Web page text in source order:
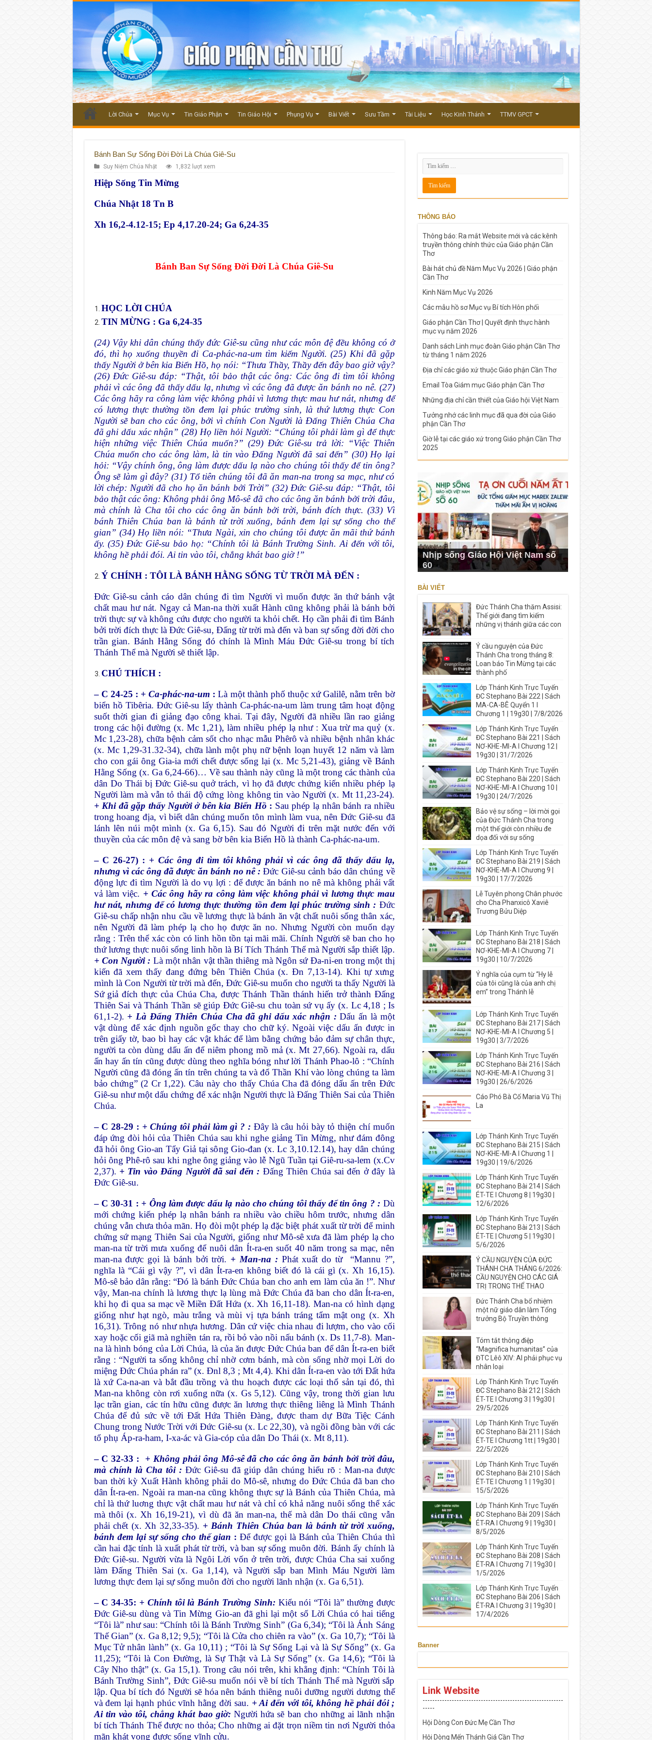
Lời Chúa Mục Vụ Tin Giáo Phận Tin Giáo Hội Phụng Vụ Bài Viết Sưu Tầm Tài Liệu Học Kinh Thánh TTMV GPCT
Bánh Ban Sự Sống Đời Đời Là Chúa Giê-Su
Suy Niệm Chúa Nhật 1,832 lượt xem
Hiệp Sống Tin Mừng
Chúa Nhật 18 Tn B
Xh 16,2-4.12-15; Ep 4,17.20-24; Ga 6,24-35
Bánh Ban Sự Sống Đời Đời Là Chúa Giê-Su
HỌC LỜI CHÚA
TIN MỪNG : Ga 6,24-35
(24) Vậy khi dân chúng thấy đức Giê-su cũng như các môn đệ đều không có ở
đó, thì họ xuống thuyền đi Ca-phác-na-um tìm kiếm Người. (25) Khi đã gặp
thấy Người ở bên kia Biển Hồ, họ nói: “Thưa Thầy, Thầy đến đây bao giờ vậy?
(26) Đức Giê-su đáp: “Thật, tôi bảo thật các ông: Các ông đi tìm tôi không
phải vì các ông đã thấy dấu lạ, nhưng vì các ông đã được ăn bánh no nê. (27)
Các ông hãy ra công làm việc không phải vì lương thực mau hư nát, nhưng để
có lương thực thường tồn đem lại phúc trường sinh, là thứ lương thực Con
Người sẽ ban cho các ông, bởi vì chính Con Người là Đấng Thiên Chúa Cha
đã ghi dấu xác nhận” (28) Họ liền hỏi Người: “Chúng tôi phải làm gì để thực
hiện những việc Thiên Chúa muốn?” (29) Đức Giê-su trả lời: “Việc Thiên
Chúa muốn cho các ông làm, là tin vào Đấng Người đã sai đến” (30) Họ lại
hỏi: “Vậy chính ông, ông làm được dấu lạ nào cho chúng tôi thấy để tin ông?
Ông sẽ làm gì đây? (31) Tổ tiên chúng tôi đã ăn man-na trong sa mạc, như có
lời chép: Người đã cho họ ăn bánh bởi Trời” (32) Đức Giê-su đáp: “Thật, tôi
bảo thật các ông: Không phải ông Mô-sê đã cho các ông ăn bánh bởi trời đâu,
mà chính là Cha tôi cho các ông ăn bánh bởi trời, bánh đích thực. (33) Vì
bánh Thiên Chúa ban là bánh từ trời xuống, bánh đem lại sự sống cho thế
gian” (34) Họ liền nói: “Thưa Ngài, xin cho chúng tôi được ăn mãi thứ bánh
ấy. (35) Đức Giê-su bảo họ: “Chính tôi là Bánh Trường Sinh. Ai đến với tôi,
không hề phải đói. Ai tin vào tôi, chẳng khát bao giờ !”
Ý CHÍNH : TÔI LÀ BÁNH HẰNG SỐNG TỪ TRỜI MÀ ĐẾN :
Đức Giê-su cảnh cáo dân chúng đi tìm Người vì muốn được ăn thứ bánh vật
chất mau hư nát. Ngay cả Man-na thời xuất Hành cũng không phải là bánh bởi
trời thực sự và không cứu được cho người ta khỏi chết. Họ cần phải đi tìm Bánh
bởi trời đích thực là Đức Giê-su, Đấng từ trời mà đến và ban sự sống đời đời cho
trần gian. Bánh Hằng Sống đó chính là Mình Máu Đức Giê-su trong bí tích
Thánh Thể mà Người sẽ thiết lập.
CHÚ THÍCH :
– C 24-25 : +Ca-phác-na-um : Là một thành phố thuộc xứ Galilê, nằm trên bờ
biển hồ Tibêria. Đức Giê-su lấy thành Ca-phác-na-um làm trung tâm hoạt động
suốt thời gian đi giảng đạo công khai. Tại đây, Người đã nhiều lần rao giảng
trong các hội đường (x. Mc 1,21), làm nhiều phép lạ như : Xua trừ ma quỷ (x.
Mc 1,23-28), chữa bệnh cảm sốt cho nhạc mẫu Phêrô và nhiều bệnh nhân khác
(x. Mc 1,29-31.32-34), chữa lành một phụ nữ bệnh loạn huyết 12 năm và làm
cho con gái ông Gia-ia mới chết được sống lại (x. Mc 5,21-43), giảng về Bánh
Hằng Sống (x. Ga 6,24-66)… Về sau thành này cũng là một trong các thành của
dân Do Thái bị Đức Giê-su quở trách, vì họ đã được chứng kiến nhiều phép lạ
Người làm mà vẫn tỏ thái độ cứng lòng không tin vào Người (x. Mt 11,23-24).
+ Khi đã gặp thấy Người ở bên kia Biển Hồ : Sau phép lạ nhân bánh ra nhiều
trong hoang địa, vì biết dân chúng muốn tôn mình làm vua, nên Đức Giê-su đã
lánh lên núi một mình (x. Ga 6,15). Sau đó Người đi trên mặt nước đến với
thuyền của các môn đệ và sang bờ bên kia Biển Hồ là thành Ca-phác-na-um.
– C 26-27) : + Các ông đi tìm tôi không phải vì các ông đã thấy dấu lạ,
nhưng vì các ông đã được ăn bánh no nê : Đức Giê-su cảnh báo dân chúng về
động lực đi tìm Người là do vụ lợi : để được ăn bánh no nê mà không phải vất
vả làm việc. + Các ông hãy ra công làm việc không phải vì lương thực mau
hư nát, nhưng để có lương thực thường tồn đem lại phúc trường sinh : Đức
Giê-su chấp nhận nhu cầu về lương thực là bánh ăn vật chất nuôi sống thân xác,
nên Người đã làm phép lạ cho họ được ăn no. Nhưng Người còn muốn dạy
rằng : Trên thể xác còn có linh hồn tồn tại mãi mãi. Chính Người sẽ ban cho họ
thứ lương thực nuôi sống linh hồn là Bí Tích Thánh Thể mà Người sắp thiết lập.
+ Con Người : Là một nhân vật thần thiêng mà Ngôn sứ Đa-ni-en trong một thị
kiến đã xem thấy đang đứng bên Thiên Chúa (x. Đn 7,13-14). Khi tự xưng
mình là Con Người từ trời mà đến, Đức Giê-su muốn cho người ta thấy Người là
Sứ giả đích thực của Chúa Cha, được Thánh Thần thánh hiến trở thành Đấng
Thiên Sai và Thánh Thần sẽ giúp Đức Giê-su chu toàn sứ vụ ấy (x. Lc 4,18 ; Is
61,1-2). + Là Đấng Thiên Chúa Cha đã ghi dấu xác nhận : Dấu ấn là một
vật dùng để xác định nguồn gốc thay cho chữ ký. Ngoài việc dấu ấn được in
trên giấy tờ, bao bì hay các vật khác để làm bằng chứng bảo đảm sự chân thực,
người ta còn dùng dấu ấn để niêm phong mồ mả (x. Mt 27,66). Ngoài ra, dấu
ấn hay ấn tín cũng được dùng theo nghĩa bóng như lời Thánh Phao-lô : “Chính
Người cũng đã đóng ấn tín trên chúng ta và đổ Thần Khí vào lòng chúng ta làm
bảo chứng” (2 Cr 1,22). Câu này cho thấy Chúa Cha đã đóng dấu ấn trên Đức
Giê-su như một dấu chứng để xác nhận Người thực là Đấng Thiên Sai của Thiên
Chúa.
– C 28-29 : + Chúng tôi phải làm gì ? : Đây là câu hỏi bày tỏ thiện chí muốn
đáp ứng đòi hỏi của Thiên Chúa sau khi nghe giảng Tin Mừng, như đám đông
đã hỏi ông Gio-an Tẩy Giả tại sông Gio-đan (x. Lc 3,10.12.14), hay dân chúng
hỏi ông Phê-rô sau khi nghe ông giảng vào lễ Ngũ Tuần tại Giê-ru-sa-lem (x.Cv
2,37). + Tin vào Đấng Người đã sai đến : Đấng Thiên Chúa sai đến ở đây là
Đức Giê-su.
– C 30-31 : + Ông làm được dấu lạ nào cho chúng tôi thấy để tin ông ? : Dù
mới chứng kiến phép lạ nhân bánh ra nhiều vào chiều hôm trước, nhưng dân
chúng vẫn chưa thỏa mãn. Họ đòi một phép lạ đặc biệt phát xuất từ trời để minh
chứng sứ mạng Thiên Sai của Người, giống như Mô-sê xưa đã làm phép lạ cho
man-na từ trời mưa xuống để nuôi dân Ít-ra-en suốt 40 năm trong sa mạc, nên
man-na được gọi là bánh bởi trời. + Man-na : Phát xuất do từ “Mannu ?”,
nghĩa là “Cái gì vậy ?”, vì dân Ít-ra-en không biết đó là cái gì (x. Xh 16,15).
Mô-sê bảo dân rằng: “Đó là bánh Đức Chúa ban cho anh em làm của ăn !”. Như
vậy, Man-na chính là lương thực lạ lùng mà Đức Chúa đã ban cho dân Ít-ra-en,
khi họ đi qua sa mạc về Miền Đất Hứa (x. Xh 16,11-18). Man-na có hình dạng
giống như hạt ngò, màu trắng và mùi vị tựa bánh tráng tẩm mật ong (x. Xh
16,31). Trông nó như nhựa hương. Dân cứ việc chia nhau đi lượm, cho vào cối
xay hoặc cối giã mà nghiền tán ra, rồi bỏ vào nồi nấu bánh (x. Ds 11,7-8). Man-
na là hình bóng của Lời Chúa, là của ăn được Đức Chúa ban để dân Ít-ra-en biết
rằng : “Người ta sống không chỉ nhờ cơm bánh, mà còn sống nhờ mọi Lời do
miệng Đức Chúa phán ra” (x. Đnl 8,3 ; Mt 4,4). Khi dân Ít-ra-en vào tới Đất hứa
là xứ Ca-na-an và bắt đầu trồng và thu hoạch được các loại thổ sản tại đó, thì
Man-na không còn rơi xuống nữa (x. Gs 5,12). Cũng vậy, trong thời gian lưu
lạc trần gian, các tín hữu cũng được ăn lương thực thiêng liêng là Mình Thánh
Chúa để đủ sức về tới Đất Hứa Thiên Đàng, được tham dự Bữa Tiệc Cánh
Chung trong Nước Trời với Đức Giê-su (x. Lc 22,30), và ngồi đồng bàn với các
tổ phụ Áp-ra-ham, I-xa-ác và Gia-cóp của dân Do Thái (x. Mt 8,11).
– C 32-33 : + Không phải ông Mô-sê đã cho các ông ăn bánh bởi trời đâu,
mà chính là Cha tôi : Đức Giê-su đã giúp dân chúng hiểu rõ : Man-na được
ban thời kỳ Xuất Hành không phải do Mô-sê, nhưng do Đức Chúa đã ban cho
dân Ít-ra-en. Ngoài ra man-na cũng không thực sự là Bánh của Thiên Chúa, mà
chỉ là thứ luơng thực vật chất mau hư nát và chỉ có khả năng nuôi sống thể xác
mà thôi (x. Xh 16,19-21), vì dù đã ăn man-na, thế mà dân Do thái cũng vẫn
phải chết (x. Xh 32,33-35). + Bánh Thiên Chúa ban là bánh từ trời xuống,
bánh đem lại sự sống cho thế gian : Để được gọi là Bánh của Thiên Chúa thì
cần hai đặc tính là xuất phát từ trời, và ban sự sống muôn đời. Bánh ấy chính là
Đức Giê-su. Người vừa là Ngôi Lời vốn ở trên trời, được Chúa Cha sai xuống
làm Đấng Thiên Sai (x. Ga 1,14), và Người sắp ban Mình Máu Người làm
lương thực đem lại sự sống muôn đời cho người lãnh nhận (x. Ga 6,51).
– C 34-35: + Chính tôi là Bánh Trường Sinh: Kiểu nói “Tôi là” thường được
Đức Giê-su dùng và Tin Mừng Gio-an đã ghi lại một số Lời Chúa có hai tiếng
“Tôi là” như sau: “Chính tôi là Bánh Trường Sinh” (Ga 6,34); “Tôi là Ánh Sáng
Thế Gian” (x. Ga 8,12; 9,5); “Tôi là Cửa cho chiên ra vào” (x. Ga 10,7); “Tôi là
Mục Tử nhân lành” (x. Ga 10,11) ; “Tôi là Sự Sống Lại và là Sự Sống” (x. Ga
11,25); “Tôi là Con Đường, là Sự Thật và Là Sự Sống” (x. Ga 14,6); “Tôi là
Cây Nho thật” (x. Ga 15,1). Trong câu nói trên, khi khẳng định: “Chính Tôi là
Bánh Trường Sinh”, Đức Giê-su muốn nói về bí tích Thánh Thể mà Người sắp
lập. Qua bí tích đó Người sẽ hóa nên bánh thiêng nuôi dưỡng người dương thế
và đem lại hạnh phúc vĩnh hằng đời sau. + Ai đến với tôi, không hề phải đói ;
Ai tin vào tôi, chẳng khát bao giờ: Người hứa sẽ ban cho những ai lãnh nhận
bí tích Thánh Thể được no thỏa; Cho những ai đặt trọn niềm tin nơi Người thỏa
mãn khát vọng được sống vĩnh cửu.
THÔNG BÁO
Thông báo: Ra mắt Website mới và các kênh
truyền thông chính thức của Giáo phận Cần
Thơ
Bài hát chủ đề Năm Mục Vụ 2026 | Giáo phận
Cần Thơ
Kinh Năm Mục Vụ 2026
Các mẫu hồ sơ Mục vụ Bí tích Hôn phối
Giáo phận Cần Thơ | Quyết định thực hành
mục vụ năm 2026
Danh sách Linh mục đoàn Giáo phận Cần Thơ
từ tháng 1 năm 2026
Địa chỉ các giáo xứ thuộc Giáo phận Cần Thơ
Email Tòa Giám mục Giáo phận Cần Thơ
Những địa chỉ cần thiết của Giáo hội Việt Nam
Tưởng nhớ các linh mục đã qua đời của Giáo
phận Cần Thơ
Giờ lễ tại các giáo xứ trong Giáo phận Cần Thơ
2025
Nhịp sống Giáo Hội Việt Nam số
60
BÀI VIẾT
Đức Thánh Cha thăm Assisi:
Thế giới đang tìm kiếm
những vị thánh giữa các con
Ý cầu nguyện của Đức
Thánh Cha trong tháng 8:
Loan báo Tin Mừng tại các
thành phố
Lớp Thánh Kinh Trực Tuyến
ĐC Stephano Bài 222 | Sách
MA-CA-BÊ Quyển 1 I
Chương 1 | 19g30 | 7/8/2026
Lớp Thánh Kinh Trực Tuyến
ĐC Stephano Bài 221 | Sách
NƠ-KHE-MI-A I Chương 12 |
19g30 | 31/7/2026
Lớp Thánh Kinh Trực Tuyến
ĐC Stephano Bài 220 | Sách
NƠ-KHE-MI-A I Chương 10 |
19g30 | 24/7/2026
Bảo vệ sự sống – lời mời gọi
của Đức Thánh Cha trong
một thế giới còn nhiều đe
dọa đối với sự sống
Lớp Thánh Kinh Trực Tuyến
ĐC Stephano Bài 219 | Sách
NƠ-KHE-MI-A I Chương 9 |
19g30 | 17/7/2026
Lễ Tuyên phong Chân phước
cho Cha Phanxicô Xaviê
Trương Bửu Diệp
Lớp Thánh Kinh Trực Tuyến
ĐC Stephano Bài 218 | Sách
NƠ-KHE-MI-A I Chương 7 |
19g30 | 10/7/2026
Ý nghĩa của cụm từ “Hy lễ
của tôi cũng là của anh chị
em” trong Thánh lễ
Lớp Thánh Kinh Trực Tuyến
ĐC Stephano Bài 217 | Sách
NƠ-KHE-MI-A I Chương 5 |
19g30 | 3/7/2026
Lớp Thánh Kinh Trực Tuyến
ĐC Stephano Bài 216 | Sách
NƠ-KHE-MI-A I Chương 3 |
19g30 | 26/6/2026
Cáo Phó Bà Cố Maria Vũ Thị
La
Lớp Thánh Kinh Trực Tuyến
ĐC Stephano Bài 215 | Sách
NƠ-KHE-MI-A I Chương 1 |
19g30 | 19/6/2026
Lớp Thánh Kinh Trực Tuyến
ĐC Stephano Bài 214 | Sách
ÉT-TE I Chương 8 | 19g30 |
12/6/2026
Lớp Thánh Kinh Trực Tuyến
ĐC Stephano Bài 213 | Sách
ÉT-TE | Chương 5 | 19g30 |
5/6/2026
Ý CẦU NGUYỆN CỦA ĐỨC
THÁNH CHA THÁNG 6/2026:
CẦU NGUYỆN CHO CÁC GIÁ
TRỊ TRONG THỂ THAO
Đức Thánh Cha bổ nhiệm
một nữ giáo dân làm Tổng
trưởng Bộ Truyền thông
Tóm tắt thông điệp
“Magnifica humanitas” của
ĐTC Lêô XIV: AI phải phục vụ
nhân loại
Lớp Thánh Kinh Trực Tuyến
ĐC Stephano Bài 212 | Sách
ÉT-TE I Chương 3 | 19g30 |
29/5/2026
Lớp Thánh Kinh Trực Tuyến
ĐC Stephano Bài 211 | Sách
ÉT-TE I Chương 1tt | 19g30 |
22/5/2026
Lớp Thánh Kinh Trực Tuyến
ĐC Stephano Bài 210 | Sách
ÉT-TE I Chương 1 | 19g30 |
15/5/2026
Lớp Thánh Kinh Trực Tuyến
ĐC Stephano Bài 209 | Sách
ÉT-RA I Chương 9 | 19g30 |
8/5/2026
Lớp Thánh Kinh Trực Tuyến
ĐC Stephano Bài 208 | Sách
ÉT-RA I Chương 7 | 19g30 |
1/5/2026
Lớp Thánh Kinh Trực Tuyến
ĐC Stephano Bài 206 | Sách
ÉT-RA I Chương 3 | 19g30 |
17/4/2026
Banner
Link Website
----------------------------------------------------------
-----
Hội Dòng Con Đức Mẹ Cần Thơ
Hội Dòng Mến Thánh Giá Cần Thơ